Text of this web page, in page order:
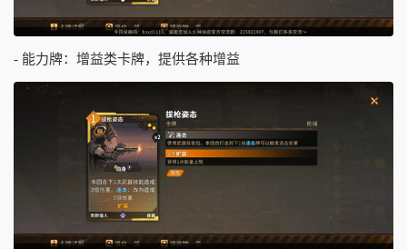
- 能力牌：增益类卡牌，提供各种增益